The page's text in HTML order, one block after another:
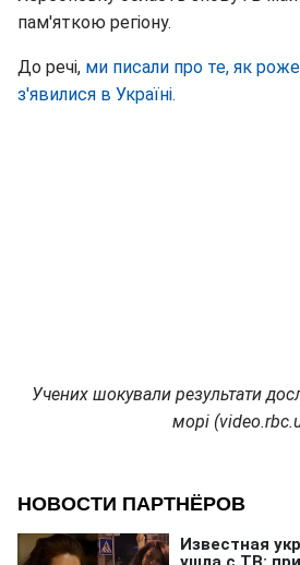
пам'яткою регіону.
До речі, ми писали про те, як
з'явилися в Україні.
Учених шокували результати
морі